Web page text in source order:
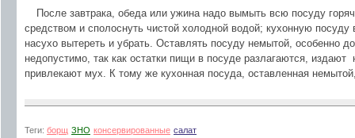
После завтрака, обеда или ужина надо вымыть всю посуду
средством и сполоснуть чистой холодной водой; кухонную
насухо вытереть и убрать. Оставлять посуду немытой, особенно
недопустимо, так как остатки пищи в посуде разлагаются,
привлекают мух. К тому же кухонная посуда, оставленная
Теги: борщ ЗНО консервированные салат